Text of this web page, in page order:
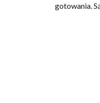
gotowania.